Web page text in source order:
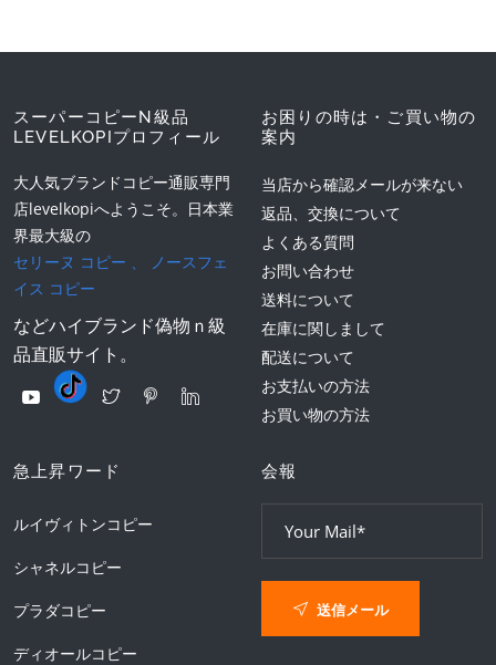
スーパーコピーN級品
LEVELKOPIプロフィール
大人気ブランドコピー通販専門
店levelkopiへようこそ。日本業
界最大級の
セリーヌ コピー 、
ノースフェ
イス コピー
などハイブランド偽物ｎ級
品直販サイト。
お困りの時は・ご買い物の
案内
当店から確認メールが来ない
返品、交換について
よくある質問
お問い合わせ
送料について
在庫に関しまして
配送について
お支払いの方法
お買い物の方法
急上昇ワード
ルイヴィトンコピー
シャネルコピー
プラダコピー
ディオールコピー
会報
送信メール